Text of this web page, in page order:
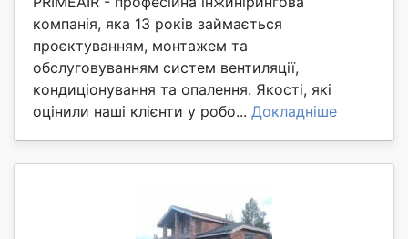
компанія, яка 13 років займається
проєктуванням, монтажем та
обслуговуванням систем вентиляції,
кондиціонування та опалення. Якості, які
оцінили наші клієнти у робо... Докладніше